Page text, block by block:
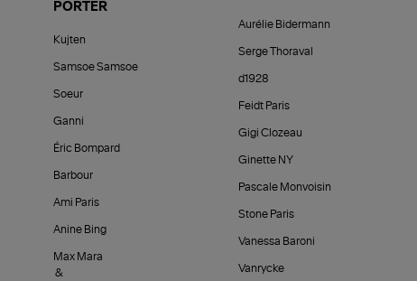
PORTER
Kujten
Samsoe Samsoe
Soeur
Ganni
Éric Bompard
Barbour
Ami Paris
Anine Bing
Max Mara
&
Aurélie Bidermann
Serge Thoraval
d1928
Feidt Paris
Gigi Clozeau
Ginette NY
Pascale Monvoisin
Stone Paris
Vanessa Baroni
Vanrycke